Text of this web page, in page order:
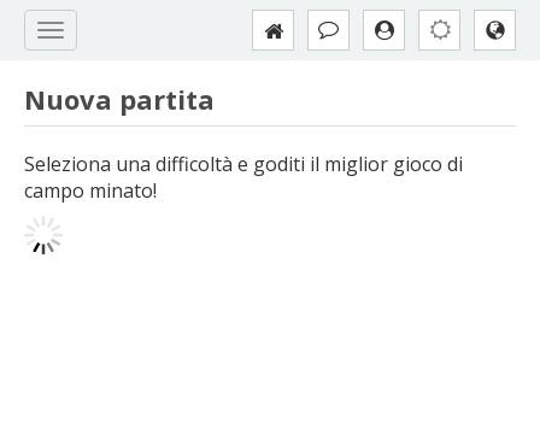
Nuova partita
Seleziona una difficoltà e goditi il miglior gioco di
campo minato!